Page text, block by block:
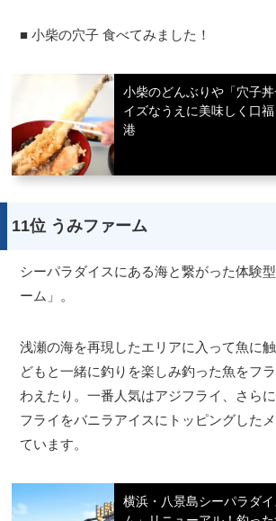
■ 小柴の穴子 食べてみました！
小柴のどんぶりや「穴子
イズなうえに美味しく口
港
11位 うみファーム
シーパラダイスにある海と繋がった体験
ーム」。
浅瀬の海を再現したエリアに入って魚に
どもと一緒に釣りを楽しみ釣った魚をフ
わえたり。一番人気はアジフライ、さら
フライをバニラアイスにトッピングした
ています。
横浜・八景島シーパラダ